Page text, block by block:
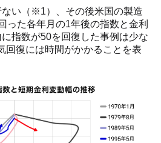
い（※1）、その後米国の製造
った各年月の1年後の指数と金利
指数が50を回復した事例は少な
回復には時間がかかることを表